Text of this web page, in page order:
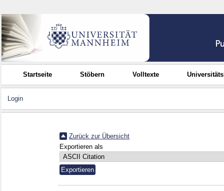
Startseite Stöbern Volltexte
Login
Zurück zur Übersicht
Exportieren als